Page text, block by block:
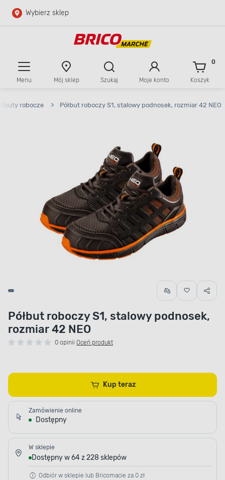
Przejdź do głównej zawartości
Wybierz sklep
Menu Mój sklep Szukaj Moje konto Koszyk
0
robocze > Półbut roboczy S1, stalowy podnosek, rozmiar 42 NEO
Półbut roboczy S1, stalowy podnosek,
rozmiar 42 NEO
0 opinii Oceń produkt
Kup teraz
Zamówienie online
Dostępny
W sklepie
Dostępny w 64 z 228 sklepów
Odbiór w sklepie lub Bricomacie za 0 zł